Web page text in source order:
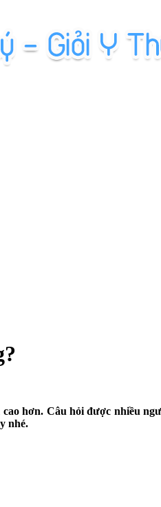
hơn. Câu hỏi được nhiều
nhé.